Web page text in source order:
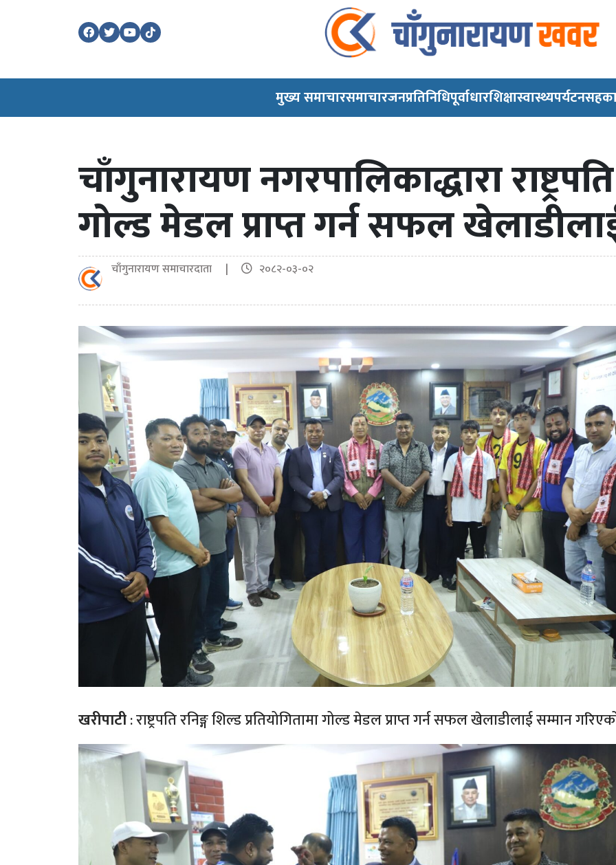
मुख्य समाचारसमाचारजनप्रतिनिधिपूर्वाधारशिक्षास्वास्थ्यपर्यटन
चाँगुनारायण नगरपालिकाद्धारा
गोल्ड मेडल प्राप्त गर्न सफल
चाँगुनारायण समाचारदाता | २०८२-०३-०२
खरीपाटी: राष्ट्रपति रनिङ्ग शिल्ड प्रतियोगितामा गोल्ड मेडल प्राप्त गर्न सफल खेलाडीलाई सम्मान